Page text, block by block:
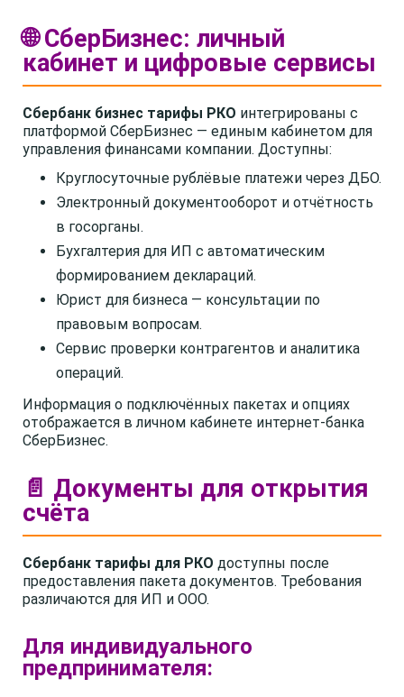
🌐 СберБизнес: личный
кабинет и цифровые сервисы
Сбербанк бизнес тарифы РКО интегрированы с
платформой СберБизнес — единым кабинетом для
управления финансами компании. Доступны:
Круглосуточные рублёвые платежи через ДБО.
Электронный документооборот и отчётность
в госорганы.
Бухгалтерия для ИП с автоматическим
формированием деклараций.
Юрист для бизнеса — консультации по
правовым вопросам.
Сервис проверки контрагентов и аналитика
операций.
Информация о подключённых пакетах и опциях
отображается в личном кабинете интернет-банка
СберБизнес.
📄 Документы для открытия
счёта
Сбербанк тарифы для РКО доступны после
предоставления пакета документов. Требования
различаются для ИП и ООО.
Для индивидуального
предпринимателя: